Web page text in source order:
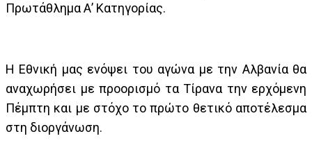
Πρωτάθλημα Α’ Κατηγορίας.
Η Εθνική μας ενόψει του αγώνα με την Αλβανία θα
αναχωρήσει με προορισμό τα Τίρανα την ερχόμενη
Πέμπτη και με στόχο το πρώτο θετικό αποτέλεσμα
στη διοργάνωση.